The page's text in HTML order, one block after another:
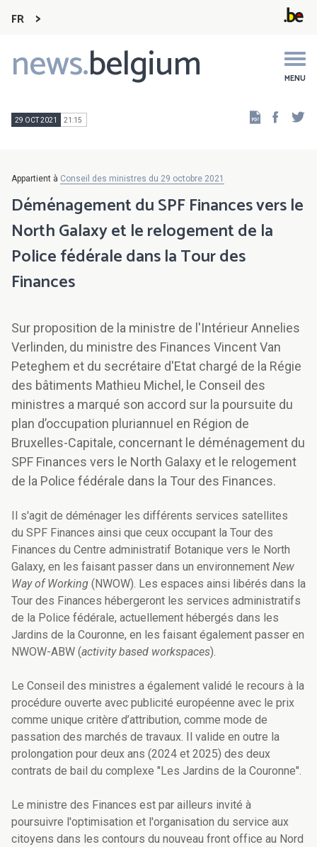
FR
news.belgium MENU
Main
navigation
29 OCT 2021 21:15
Appartient à Conseil des ministres du 29 octobre 2021
Déménagement du SPF Finances vers le
North Galaxy et le relogement de la
Police fédérale dans la Tour des
Finances
Sur proposition de la ministre de l'Intérieur Annelies
Verlinden, du ministre des Finances Vincent Van
Peteghem et du secrétaire d'Etat chargé de la Régie
des bâtiments Mathieu Michel, le Conseil des
ministres a marqué son accord sur la poursuite du
plan d’occupation pluriannuel en Région de
Bruxelles-Capitale, concernant le déménagement du
SPF Finances vers le North Galaxy et le relogement
de la Police fédérale dans la Tour des Finances.
Il s'agit de déménager les différents services satellites
du SPF Finances ainsi que ceux occupant la Tour des
Finances du Centre administratif Botanique vers le North
Galaxy, en les faisant passer dans un environnement New
Way of Working (NWOW). Les espaces ainsi libérés dans la
Tour des Finances hébergeront les services administratifs
de la Police fédérale, actuellement hébergés dans les
Jardins de la Couronne, en les faisant également passer en
NWOW-ABW (activity based workspaces).
Le Conseil des ministres a également validé le recours à la
procédure ouverte avec publicité européenne avec le prix
comme unique critère d’attribution, comme mode de
passation des marchés de travaux. Il valide en outre la
prolongation pour deux ans (2024 et 2025) des deux
contrats de bail du complexe "Les Jardins de la Couronne".
Le ministre des Finances est par ailleurs invité à
poursuivre l'optimisation et l'organisation du service aux
citoyens dans les contours du nouveau front office au Nord